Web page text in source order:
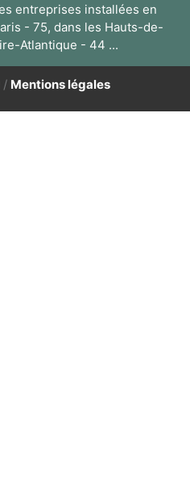
entreprises installées en
- 75, dans les Hauts-de-
Atlantique - 44 ...
/ Mentions légales